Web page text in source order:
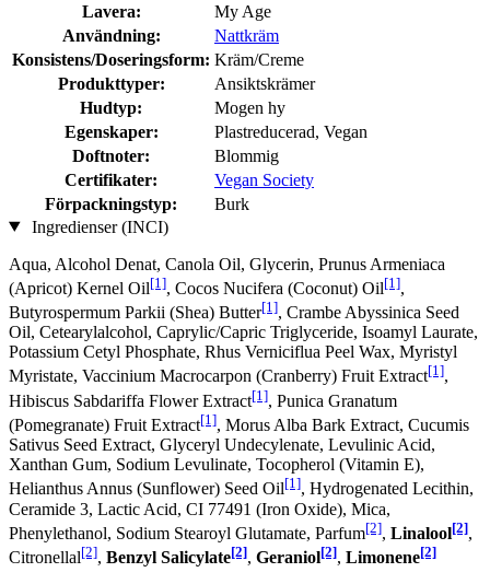
Lavera:
My Age
Användning:
Nattkräm
Konsistens/Doseringsform: Kräm/Creme
Produkttyper:
Ansiktskrämer
Hudtyp:
Mogen hy
Egenskaper:
Plastreducerad, Vegan
Doftnoter:
Blommig
Certifikater:
Vegan Society
Förpackningstyp:
Burk
Ingredienser (INCI)
Aqua, Alcohol Denat, Canola Oil, Glycerin, Prunus Armeniaca
(Apricot) Kernel Oil[1], Cocos Nucifera (Coconut) Oil[1],
Butyrospermum Parkii (Shea) Butter[1], Crambe Abyssinica Seed
Oil, Cetearylalcohol, Caprylic/Capric Triglyceride, Isoamyl Laurate,
Potassium Cetyl Phosphate, Rhus Verniciflua Peel Wax, Myristyl
Myristate, Vaccinium Macrocarpon (Cranberry) Fruit Extract[1],
Hibiscus Sabdariffa Flower Extract[1], Punica Granatum
(Pomegranate) Fruit Extract[1], Morus Alba Bark Extract, Cucumis
Sativus Seed Extract, Glyceryl Undecylenate, Levulinic Acid,
Xanthan Gum, Sodium Levulinate, Tocopherol (Vitamin E),
Helianthus Annus (Sunflower) Seed Oil[1], Hydrogenated Lecithin,
Ceramide 3, Lactic Acid, CI 77491 (Iron Oxide), Mica,
Phenylethanol, Sodium Stearoyl Glutamate, Parfum[2], Linalool[2],
Citronellal[2], Benzyl Salicylate[2], Geraniol[2], Limonene[2]